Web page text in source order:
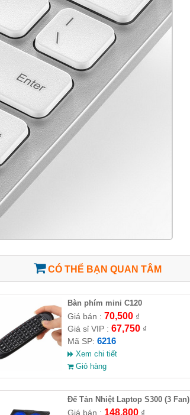
CÓ THỂ BẠN QUAN TÂM
Bàn phím mini C120
Giá bán : 70,500₫
Giá sỉ VIP : 67,750₫
Mã SP: 6216
Xem chi tiết
Giỏ hàng
Đế Tản Nhiệt Laptop S300 (3 Fan)
Giá bán : 148,800₫